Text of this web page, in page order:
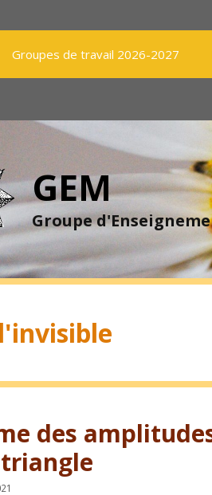
Groupes de travail 2026-2027
GEM
Groupe
des
triangle